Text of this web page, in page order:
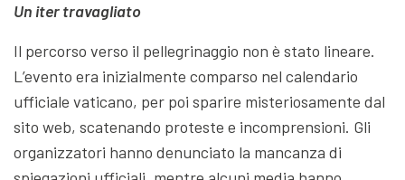
Un iter travagliato
Il percorso verso il pellegrinaggio non è stato lineare.
L’evento era inizialmente comparso nel calendario
ufficiale vaticano, per poi sparire misteriosamente dal
sito web, scatenando proteste e incomprensioni. Gli
organizzatori hanno denunciato la mancanza di